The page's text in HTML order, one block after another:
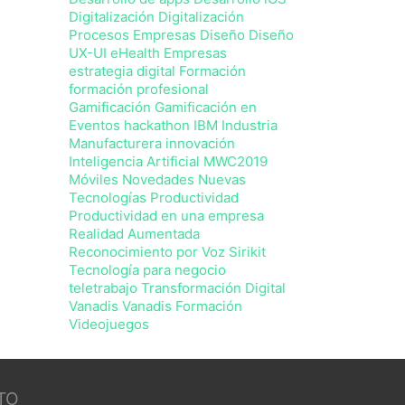
Digitalización Digitalización
Procesos Empresas Diseño Diseño
UX-UI eHealth Empresas
estrategia digital Formación
formación profesional
Gamificación Gamificación en
Eventos hackathon IBM Industria
Manufacturera innovación
Inteligencia Artificial MWC2019
Móviles Novedades Nuevas
Tecnologías Productividad
Productividad en una empresa
Realidad Aumentada
Reconocimiento por Voz Sirikit
Tecnología para negocio
teletrabajo Transformación Digital
Vanadis Vanadis Formación
Videojuegos